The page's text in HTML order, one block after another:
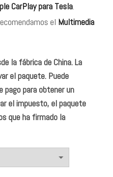
CarPlay para Tesla.
el Multimedia
la fábrica de China. La
el paquete. Puede
pago para obtener un
el impuesto, el paquete
que ha firmado la